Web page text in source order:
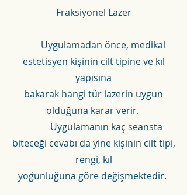
Fraksiyonel Lazer
Uygulamadan önce, medikal
estetisyen kişinin cilt tipine ve kıl
yapısına
bakarak hangi tür lazerin uygun
olduğuna karar verir.
Uygulamanın kaç seansta
biteceği cevabı da yine kişinin cilt tipi,
rengi, kıl
yoğunluğuna göre değişmektedir.